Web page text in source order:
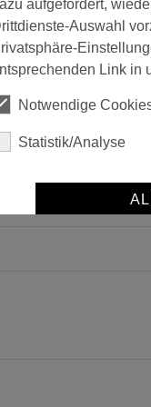
und texturiertem
von 4 mm
ein sehr feines
UniSTAR filt passt
aufgefordert,
Auswahl
Link in
Notwendige
Statistik/Analyse